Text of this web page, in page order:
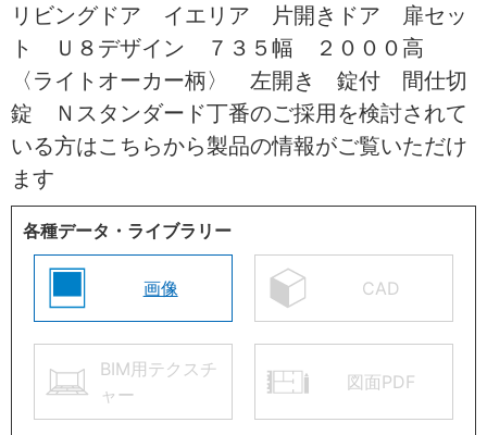
リビングドア イエリア 片開きドア 扉セッ
ト Ｕ８デザイン ７３５幅 ２０００高
〈ライトオーカー柄〉 左開き 錠付 間仕切
錠 Ｎスタンダード丁番のご採用を検討されて
いる方はこちらから製品の情報がご覧いただけ
ます
各種データ・ライブラリー
画像 CAD
BIM用テクスチ
ャー
図面PDF